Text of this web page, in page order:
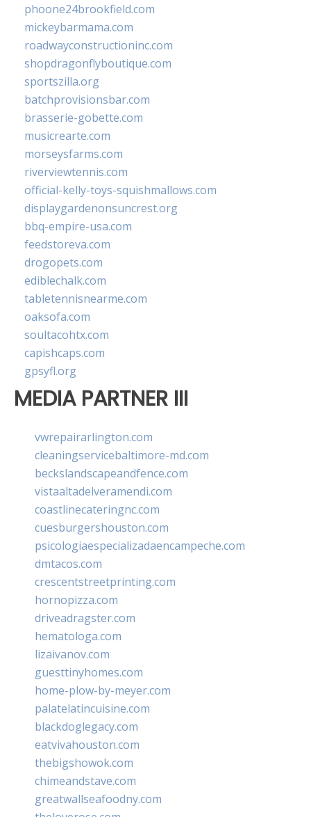
phoone24brookfield.com
mickeybarmama.com
roadwayconstructioninc.com
shopdragonflyboutique.com
sportszilla.org
batchprovisionsbar.com
brasserie-gobette.com
musicrearte.com
morseysfarms.com
riverviewtennis.com
official-kelly-toys-squishmallows.com
displaygardenonsuncrest.org
bbq-empire-usa.com
feedstoreva.com
drogopets.com
ediblechalk.com
tabletennisnearme.com
oaksofa.com
soultacohtx.com
capishcaps.com
gpsyfl.org
MEDIA PARTNER III
vwrepairarlington.com
cleaningservicebaltimore-md.com
beckslandscapeandfence.com
vistaaltadelveramendi.com
coastlinecateringnc.com
cuesburgershouston.com
psicologiaespecializadaencampeche.com
dmtacos.com
crescentstreetprinting.com
hornopizza.com
driveadragster.com
hematologa.com
lizaivanov.com
guesttinyhomes.com
home-plow-by-meyer.com
palatelatincuisine.com
blackdoglegacy.com
eatvivahouston.com
thebigshowok.com
chimeandstave.com
greatwallseafoodny.com